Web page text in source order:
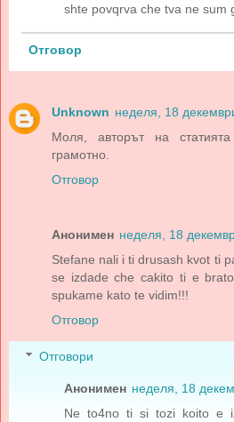
shte povqrva che tva ne sum
Отговор
Unknown неделя, 18
Моля, авторът на
грамотно.
Отговор
Анонимен неделя, 18
Stefane nali i ti drusash kvot ti
se izdade che cakito ti e
spukame kato te vidim!!!
Отговор
Отговори
Анонимен неделя, 18
Ne to4no ti si tozi koito e